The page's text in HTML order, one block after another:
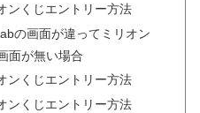
くじエントリー方法
の画面が違ってミリオン
面が無い場合
くじエントリー方法
くじエントリー方法